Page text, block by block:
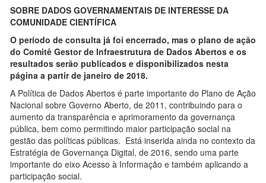
SOBRE DADOS GOVERNAMENTAIS DE INTERESSE DA
COMUNIDADE CIENTÍFICA
O período de consulta já foi encerrado, mas o plano de ação
do Comitê Gestor de Infraestrutura de Dados Abertos e os
resultados serão publicados e disponibilizados nesta
página a partir de janeiro de 2018.
A Política de Dados Abertos é parte importante do Plano de Ação
Nacional sobre Governo Aberto, de 2011, contribuindo para o
aumento da transparência e aprimoramento da governança
pública, bem como permitindo maior participação social na
gestão das políticas públicas. Está inserida ainda no contexto da
Estratégia de Governança Digital, de 2016, sendo uma parte
importante do eixo Acesso à Informação e também aplicando a
participação social.